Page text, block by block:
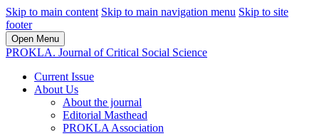
Skip to main content Skip to main navigation menu Skip to site
footer
Open Menu
PROKLA. Journal of Critical Social Science
Current Issue
About Us
About the journal
Editorial Masthead
PROKLA Association